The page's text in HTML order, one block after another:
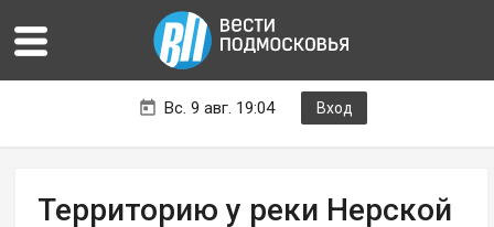
Вс. 9 авг. 19:04 Вход
Территорию у реки Нерской